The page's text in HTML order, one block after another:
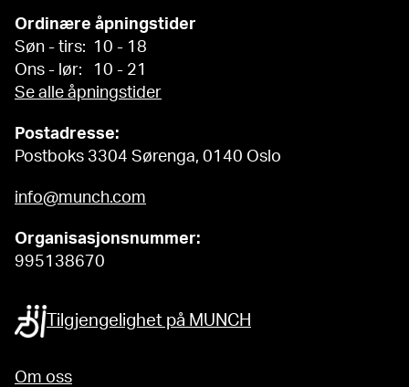
Ordinære åpningstider
Søn - tirs: 10 - 18
Ons - lør: 10 - 21
Se alle åpningstider
Postadresse:
Postboks 3304 Sørenga, 0140 Oslo
info@munch.com
Organisasjonsnummer:
995138670
Tilgjengelighet på MUNCH
Om oss